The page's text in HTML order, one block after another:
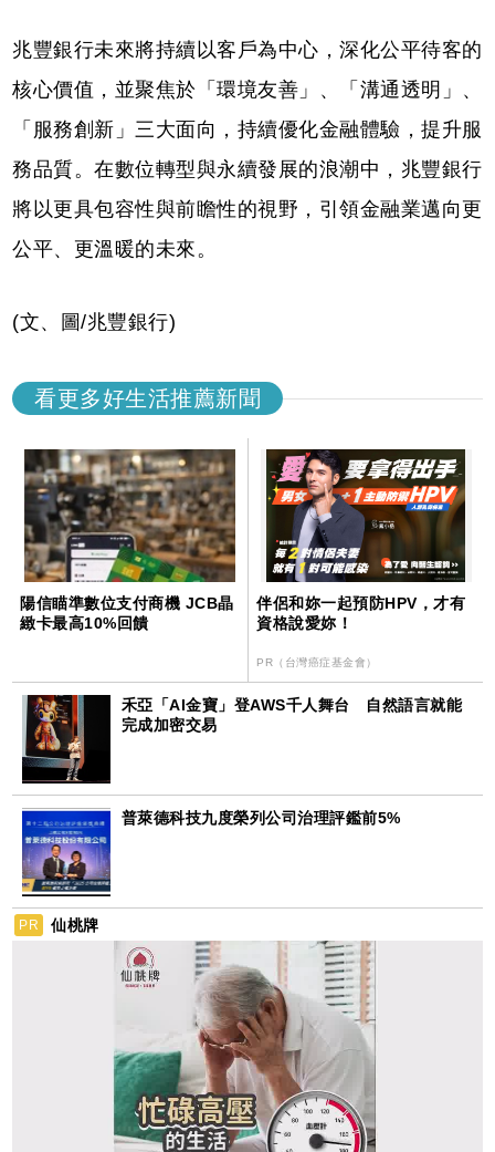
兆豐銀行未來將持續以客戶為中心，深化公平待客的
核心價值，並聚焦於「環境友善」、「溝通透明」、
「服務創新」三大面向，持續優化金融體驗，提升服
務品質。在數位轉型與永續發展的浪潮中，兆豐銀行
將以更具包容性與前瞻性的視野，引領金融業邁向更
公平、更溫暖的未來。
(文、圖/兆豐銀行)
看更多好生活推薦新聞
陽信瞄準數位支付商機 JCB晶
緻卡最高10%回饋
伴侶和妳一起預防HPV，才有
資格說愛妳！
PR（台灣癌症基金會）
禾亞「AI金寶」登AWS千人舞台 自然語言就能
完成加密交易
普萊德科技九度榮列公司治理評鑑前5%
PR 仙桃牌